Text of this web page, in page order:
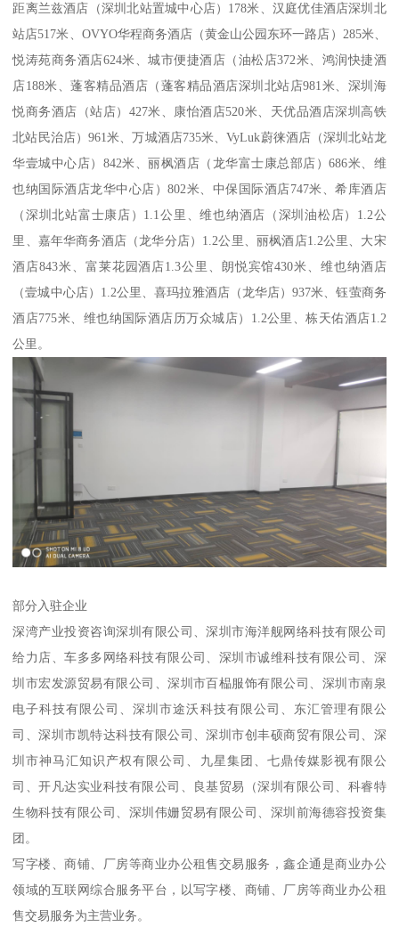
距离兰兹酒店（深圳北站置城中心店）178米、汉庭优佳酒店深圳北
站店517米、OVYO华程商务酒店（黄金山公园东环一路店）285米、
悦涛苑商务酒店624米、城市便捷酒店（油松店372米、鸿润快捷酒
店188米、蓬客精品酒店（蓬客精品酒店深圳北站店981米、深圳海
悦商务酒店（站店）427米、康怡酒店520米、天优品酒店深圳高铁
北站民治店）961米、万城酒店735米、VyLuk蔚徕酒店（深圳北站龙
华壹城中心店）842米、丽枫酒店（龙华富士康总部店）686米、维
也纳国际酒店龙华中心店）802米、中保国际酒店747米、希库酒店
（深圳北站富士康店）1.1公里、维也纳酒店（深圳油松店）1.2公
里、嘉年华商务酒店（龙华分店）1.2公里、丽枫酒店1.2公里、大宋
酒店843米、富莱花园酒店1.3公里、朗悦宾馆430米、维也纳酒店
（壹城中心店）1.2公里、喜玛拉雅酒店（龙华店）937米、钰萤商务
酒店775米、维也纳国际酒店历万众城店）1.2公里、栋天佑酒店1.2
公里。
部分入驻企业
深湾产业投资咨询深圳有限公司、深圳市海洋舰网络科技有限公司
给力店、车多多网络科技有限公司、深圳市诚维科技有限公司、深
圳市宏发源贸易有限公司、深圳市百榀服饰有限公司、深圳市南泉
电子科技有限公司、深圳市途沃科技有限公司、东汇管理有限公
司、深圳市凯特达科技有限公司、深圳市创丰硕商贸有限公司、深
圳市神马汇知识产权有限公司、九星集团、七鼎传媒影视有限公
司、开凡达实业科技有限公司、良基贸易（深圳有限公司、科睿特
生物科技有限公司、深圳伟姗贸易有限公司、深圳前海德容投资集
团。
写字楼、商铺、厂房等商业办公租售交易服务，鑫企通是商业办公
领域的互联网综合服务平台，以写字楼、商铺、厂房等商业办公租
售交易服务为主营业务。